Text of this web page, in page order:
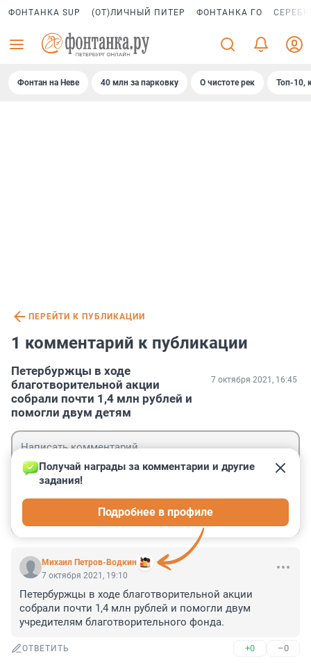
ФОНТАНКА SUP (ОТ)ЛИЧНЫЙ ПИТЕР ФОНТАНКА ГО
Фонтан на Неве 40 млн за парковку О чистоте рек Топ-10,
ПЕРЕЙТИ К ПУБЛИКАЦИИ
1 комментарий к публикации
Петербуржцы в ходе
благотворительной акции
собрали почти 1,4 млн рублей и
помогли двум детям
7 октября 2021, 16:45
Михаил Петров-Водкин
Получай награды за комментарии и другие
задания!
Подробнее в профиле
7 октября 2021, 19:10
Петербуржцы в ходе благотворительной акции
собрали почти 1,4 млн рублей и помогли двум
учредителям благотворительного фонда.
ОТВЕТИТЬ +0 –0